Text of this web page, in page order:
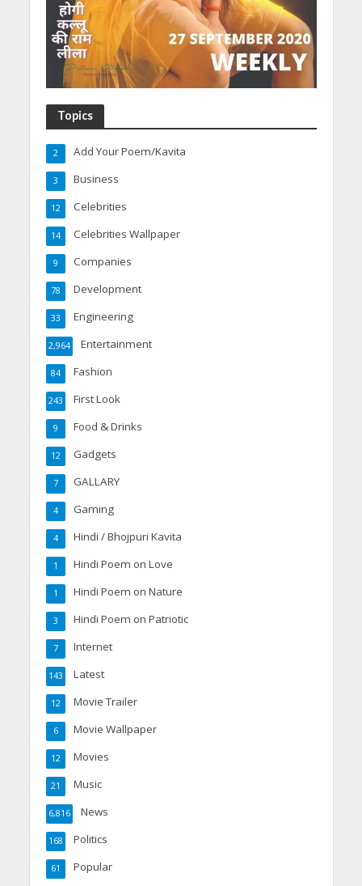
Topics
Add Your Poem/Kavita
2
Business
3
Celebrities
12
Celebrities Wallpaper
14
Companies
9
Development
78
Engineering
33
Entertainment
2,964
Fashion
84
First Look
243
Food & Drinks
9
Gadgets
12
GALLARY
7
Gaming
4
Hindi / Bhojpuri Kavita
4
Hindi Poem on Love
1
Hindi Poem on Nature
1
Hindi Poem on Patriotic
3
Internet
7
Latest
143
Movie Trailer
12
Movie Wallpaper
6
Movies
12
Music
21
News
6,816
Politics
168
Popular
61